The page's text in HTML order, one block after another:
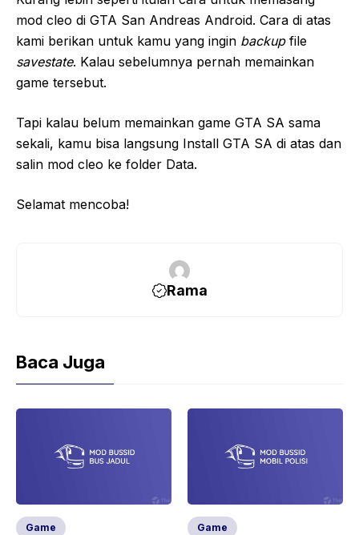
mod cleo di GTA San Andreas Android. Cara di atas
kami berikan untuk kamu yang ingin backupfile
savestate. Kalau sebelumnya pernah memainkan
game tersebut.
Tapi kalau belum memainkan game GTA SA sama
sekali, kamu bisa langsung Install GTA SA di atas dan
salin mod cleo ke folder Data.
Selamat mencoba!
Rama
Baca Juga
Game Game